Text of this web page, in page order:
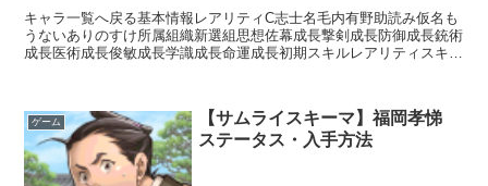
キャラ一覧へ戻る基本情報レアリティC志士名毛内有野助読み仮名も
うないありのすけ所属組織新選組思想佐幕成長撃剣成長防御成長銃術
成長医術成長俊敏成長学識成長命運成長初期スキルレアリティスキル
ゲーム
【サムライスキーマ】福岡孝悌
ステータス・入手方法